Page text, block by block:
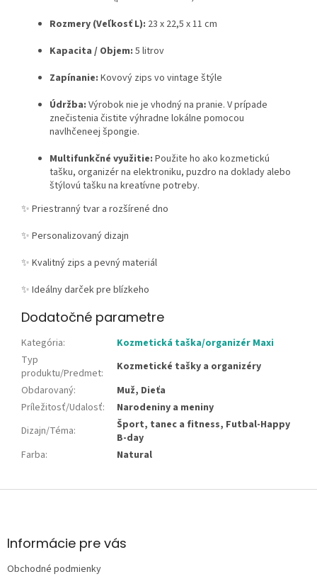
Rozmery (Veľkosť L): 23 x 22,5 x 11 cm
Kapacita / Objem: 5 litrov
Zapínanie: Kovový zips vo vintage štýle
Údržba: Výrobok nie je vhodný na pranie. V prípade
znečistenia čistite výhradne lokálne pomocou
navlhčeneej špongie.
Multifunkčné využitie: Použite ho ako kozmetickú
tašku, organizér na elektroniku, puzdro na doklady alebo
štýlovú tašku na kreatívne potreby.
✨ Priestranný tvar a rozšírené dno
✨ Personalizovaný dizajn
✨ Kvalitný zips a pevný materiál
✨ Ideálny darček pre blízkeho
Dodatočné parametre
Kategória:
Kozmetická taška/organizér Maxi
Typ
produktu/Predmet:
Kozmetické tašky a organizéry
Obdarovaný:
Muž, Dieťa
Príležitosť/Udalosť:
Narodeniny a meniny
Dizajn/Téma:
Šport, tanec a fitness, Futbal-Happy
B-day
Farba: Natural
Z
äInformácie pre vás
Obchodné podmienky